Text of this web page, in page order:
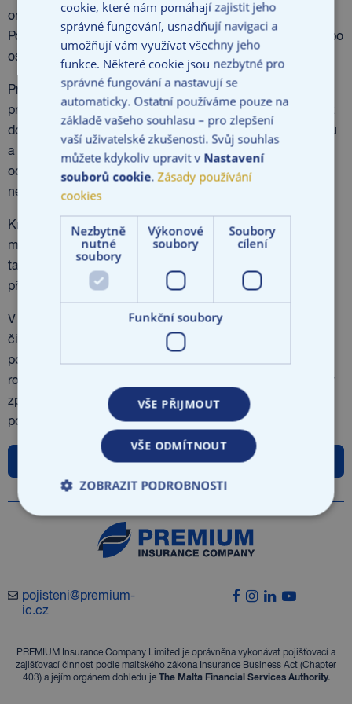
omezeným, komanditní společnosti, družstva či obce.
Pojistit se mohou i samostatně hospodařící zemědělci nebo
osoby vykonávající svobodná povolání.
Produkt PREMIOVÉ Podnikání nabízí komplexní pojištění
pro podnikatele. Poskytuje rozsáhlou pojistnou ochranu až
do výše pojistné částky 150 milionů Kč u pojištění majetku
a limitu pojistného plnění 50 milionů Kč u pojištění
odpovědnosti za škodu a pokrývá všechna pojistná
nebezpečí, kterým může podnikatel čelit.
Kromě standardního pojištění nemovitosti, movitého
majetku a širokého spektra doplňkových položek nabízí
také ochranu v případě přerušení provozu a pojištění
přepravních a technických rizik.
V oblasti odpovědnosti za škodu způsobenou provozní
činností nebo vadným výrobkem podnikatele produkt
pokrývá i škody vzniklé z vlastnictví nemovitosti. Zahrnuje
rovněž škody na životním prostředí, odpovědnost za škody
způsobené členy orgánů a manažery společnosti (D&O) a
pojištění ochrany dat.
Stáhněte si produktový leták zde
pojisteni@premium-
ic.cz
PREMIUM Insurance Company Limited je oprávněna vykonávat pojišťovací a
zajišťovací činnost podle maltského zákona Insurance Business Act (Chapter
403) a jejím orgánem dohledu je The Malta Financial Services Authority.
cookie, které nám pomáhají zajistit jeho
správné fungování, usnadňují navigaci a
umožňují vám využívat všechny jeho
funkce. Některé cookie jsou nezbytné pro
správné fungování a nastavují se
automaticky. Ostatní používáme pouze na
základě vašeho souhlasu – pro zlepšení
vaší uživatelské zkušenosti. Svůj souhlas
můžete kdykoliv upravit v Nastavení
souborů cookie. Zásady používání
cookies
Nezbytně
nutné
soubory
Výkonové
soubory
Soubory
cílení
Funkční soubory
VŠE PŘIJMOUT
VŠE ODMÍTNOUT
ZOBRAZIT PODROBNOSTI